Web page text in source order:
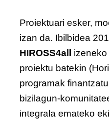
Proiektuari esker,
izan da. Ibilbidea
HIROSS4all
proiektu batekin
programak
bizilagun-
integrala emateko